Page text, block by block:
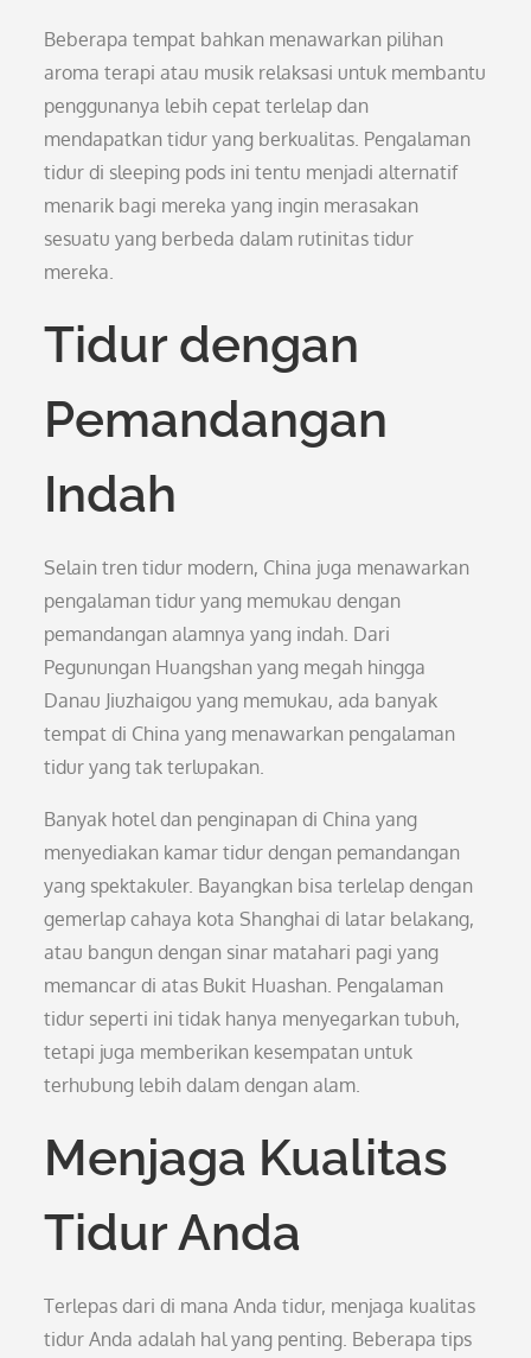
Beberapa tempat bahkan menawarkan pilihan
aroma terapi atau musik relaksasi untuk membantu
penggunanya lebih cepat terlelap dan
mendapatkan tidur yang berkualitas. Pengalaman
tidur di sleeping pods ini tentu menjadi alternatif
menarik bagi mereka yang ingin merasakan
sesuatu yang berbeda dalam rutinitas tidur
mereka.
Tidur dengan
Pemandangan
Indah
Selain tren tidur modern, China juga menawarkan
pengalaman tidur yang memukau dengan
pemandangan alamnya yang indah. Dari
Pegunungan Huangshan yang megah hingga
Danau Jiuzhaigou yang memukau, ada banyak
tempat di China yang menawarkan pengalaman
tidur yang tak terlupakan.
Banyak hotel dan penginapan di China yang
menyediakan kamar tidur dengan pemandangan
yang spektakuler. Bayangkan bisa terlelap dengan
gemerlap cahaya kota Shanghai di latar belakang,
atau bangun dengan sinar matahari pagi yang
memancar di atas Bukit Huashan. Pengalaman
tidur seperti ini tidak hanya menyegarkan tubuh,
tetapi juga memberikan kesempatan untuk
terhubung lebih dalam dengan alam.
Menjaga Kualitas
Tidur Anda
Terlepas dari di mana Anda tidur, menjaga kualitas
tidur Anda adalah hal yang penting. Beberapa tips